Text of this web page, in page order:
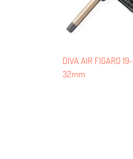
DIVA AIR FIGARO 19-
32mm